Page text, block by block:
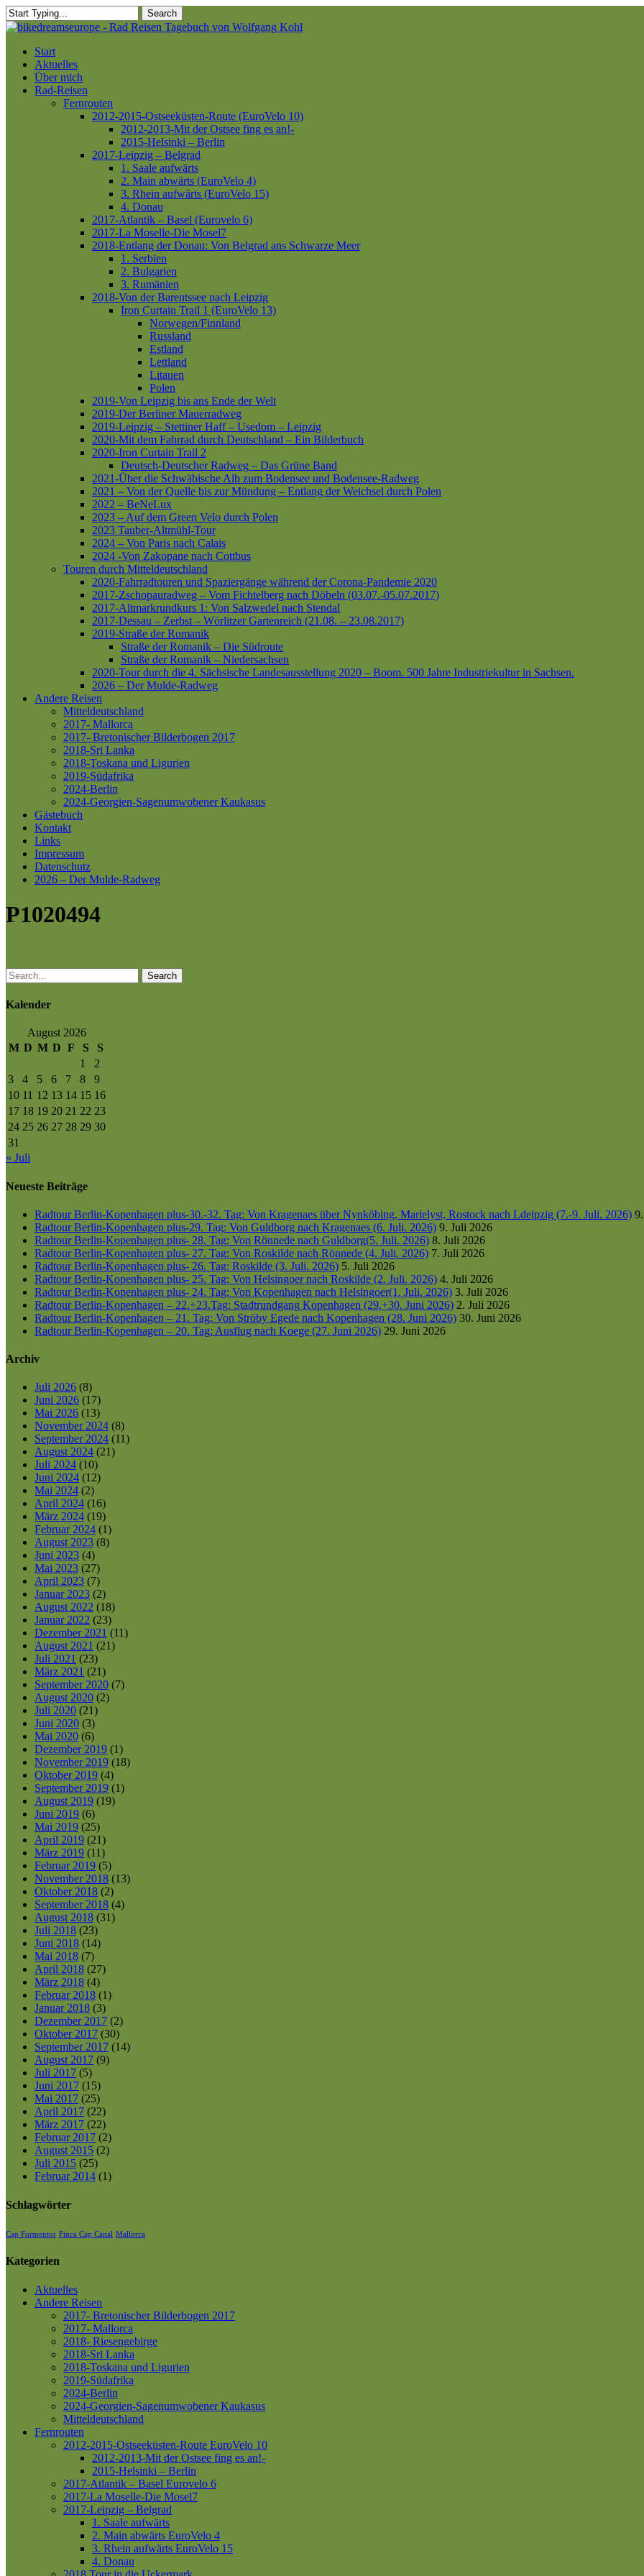
Skip
to
content
Search
Close
Menu
Start
Aktuelles
Über mich
Rad-Reisen
Fernrouten
2012-2015-Ostseeküsten-Route (EuroVelo 10)
2012-2013-Mit der Ostsee fing es an!-
2015-Helsinki – Berlin
2017-Leipzig – Belgrad
1. Saale aufwärts
2. Main abwärts (EuroVelo 4)
3. Rhein aufwärts (EuroVelo 15)
4. Donau
2017-Atlantik – Basel (Eurovelo 6)
2017-La Moselle-Die Mosel7
2018-Entlang der Donau: Von Belgrad ans Schwarze Meer
1. Serbien
2. Bulgarien
3. Rumänien
2018-Von der Barentssee nach Leipzig
Iron Curtain Trail 1 (EuroVelo 13)
Norwegen/Finnland
Russland
Estland
Lettland
Litauen
Polen
2019-Von Leipzig bis ans Ende der Welt
2019-Der Berliner Mauerradweg
2019-Leipzig – Stettiner Haff – Usedom – Leipzig
2020-Mit dem Fahrrad durch Deutschland – Ein Bilderbuch
2020-Iron Curtain Trail 2
Deutsch-Deutscher Radweg – Das Grüne Band
2021-Über die Schwäbische Alb zum Bodensee und Bodensee-Radweg
2021 – Von der Quelle bis zur Mündung – Entlang der Weichsel durch Polen
2022 – BeNeLux
2023 – Auf dem Green Velo durch Polen
2023 Tauber-Altmühl-Tour
2024 – Von Paris nach Calais
2024 -Von Zakopane nach Cottbus
Touren durch Mitteldeutschland
2020-Fahrradtouren und Spaziergänge während der Corona-Pandemie 2020
2017-Zschopauradweg – Vom Fichtelberg nach Döbeln (03.07.-05.07.2017)
2017-Altmarkrundkurs 1: Von Salzwedel nach Stendal
2017-Dessau – Zerbst – Wörlitzer Gartenreich (21.08. – 23.08.2017)
2019-Straße der Romanik
Straße der Romanik – Die Südroute
Straße der Romanik – Niedersachsen
2020-Tour durch die 4. Sächsische Landesausstellung 2020 – Boom. 500 Jahre Industriekultur in Sachsen.
2026 – Der Mulde-Radweg
Andere Reisen
Mitteldeutschland
2017- Mallorca
2017- Bretonischer Bilderbogen 2017
2018-Sri Lanka
2018-Toskana und Ligurien
2019-Südafrika
2024-Berlin
2024-Georgien-Sagenumwobener Kaukasus
Gästebuch
Kontakt
Links
Impressum
Datenschutz
2026 – Der Mulde-Radweg
P1020494
Search
Kalender
August 2026
M D M D F S
S
1
2
3
4 5 6 7 8
9
10 11 12 13 14 15 16
17 18 19 20 21 22 23
24 25 26 27 28 29 30
31
« Juli
Neueste Beiträge
Radtour Berlin-Kopenhagen plus-30.-32. Tag: Von Kragenaes über Nynköbing, Marielyst, Rostock nach Ldeipzig (7.-9. Juli. 2026)
Radtour Berlin-Kopenhagen plus-29. Tag: Von Guldborg nach Kragenaes (6. Juli. 2026) 9. Juli 2026
Radtour Berlin-Kopenhagen plus- 28. Tag: Von Rönnede nach Guldborg(5. Juli. 2026) 8. Juli 2026
Radtour Berlin-Kopenhagen plus- 27. Tag: Von Roskilde nach Rönnede (4. Juli. 2026) 7. Juli 2026
Radtour Berlin-Kopenhagen plus- 26. Tag: Roskilde (3. Juli. 2026) 5. Juli 2026
Radtour Berlin-Kopenhagen plus- 25. Tag: Von Helsingoer nach Roskilde (2. Juli. 2026) 4. Juli 2026
Radtour Berlin-Kopenhagen plus- 24. Tag: Von Kopenhagen nach Helsingoer(1. Juli. 2026) 3. Juli 2026
Radtour Berlin-Kopenhagen – 22.+23.Tag: Stadtrundgang Kopenhagen (29.+30. Juni 2026) 2. Juli 2026
Radtour Berlin-Kopenhagen – 21. Tag: Von Ströby Egede nach Kopenhagen (28. Juni 2026) 30. Juni 2026
Radtour Berlin-Kopenhagen – 20. Tag: Ausflug nach Koege (27. Juni 2026) 29. Juni 2026
Archiv
Juli 2026 (8)
Juni 2026 (17)
Mai 2026 (13)
November 2024 (8)
September 2024 (11)
August 2024 (21)
Juli 2024 (10)
Juni 2024 (12)
Mai 2024 (2)
April 2024 (16)
März 2024 (19)
Februar 2024 (1)
August 2023 (8)
Juni 2023 (4)
Mai 2023 (27)
April 2023 (7)
Januar 2023 (2)
August 2022 (18)
Januar 2022 (23)
Dezember 2021 (11)
August 2021 (21)
Juli 2021 (23)
März 2021 (21)
September 2020 (7)
August 2020 (2)
Juli 2020 (21)
Juni 2020 (3)
Mai 2020 (6)
Dezember 2019 (1)
November 2019 (18)
Oktober 2019 (4)
September 2019 (1)
August 2019 (19)
Juni 2019 (6)
Mai 2019 (25)
April 2019 (21)
März 2019 (11)
Februar 2019 (5)
November 2018 (13)
Oktober 2018 (2)
September 2018 (4)
August 2018 (31)
Juli 2018 (23)
Juni 2018 (14)
Mai 2018 (7)
April 2018 (27)
März 2018 (4)
Februar 2018 (1)
Januar 2018 (3)
Dezember 2017 (2)
Oktober 2017 (30)
September 2017 (14)
August 2017 (9)
Juli 2017 (5)
Juni 2017 (15)
Mai 2017 (25)
April 2017 (22)
März 2017 (22)
Februar 2017 (2)
August 2015 (2)
Juli 2015 (25)
Februar 2014 (1)
Schlagwörter
Cap Formentor Finca Cap Canal Mallorca
Kategorien
Aktuelles
Andere Reisen
2017- Bretonischer Bilderbogen 2017
2017- Mallorca
2018- Riesengebirge
2018-Sri Lanka
2018-Toskana und Ligurien
2019-Südafrika
2024-Berlin
2024-Georgien-Sagenumwobener Kaukasus
Mitteldeutschland
Fernrouten
2012-2015-Ostseeküsten-Route EuroVelo 10
2012-2013-Mit der Ostsee fing es an!-
2015-Helsinki – Berlin
2017-Atlantik – Basel Eurovelo 6
2017-La Moselle-Die Mosel7
2017-Leipzig – Belgrad
1. Saale aufwärts
2. Main abwärts EuroVelo 4
3. Rhein aufwärts EuroVelo 15
4. Donau